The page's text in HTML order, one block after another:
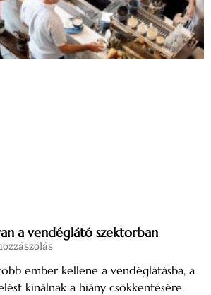
a vendéglátó szektorban
ember kellene a vendéglátásba, a
kínálnak a hiány csökkentésére.